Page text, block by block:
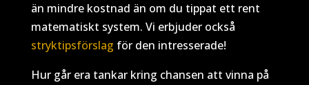
än mindre kostnad än om du tippat ett rent
matematiskt system. Vi erbjuder också
stryktipsförslag för den intresserade!
Hur går era tankar kring chansen att vinna på